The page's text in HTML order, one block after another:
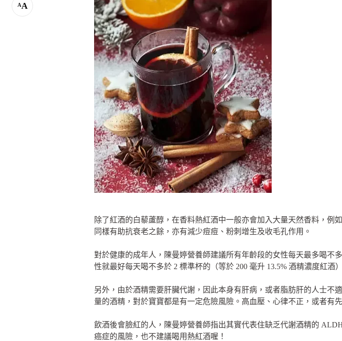
除了紅酒的白藜蘆醇，在香料熱紅酒中一般亦會加入大量天然香料，例
同樣有助抗衰老之餘，亦有減少痘痘、粉刺增生及收毛孔作用。
對於健康的成年人，陳曼婷營養師建議所有年齡段的女性每天最多喝不
性就最好每天喝不多於 2 標準杯的（等於 200 毫升 13.5% 酒精濃度紅酒
另外，由於酒精需要肝臟代謝，因此本身有肝病，或者脂肪肝的人士不
量的酒精，對於寶寶都是有一定危險風險。高血壓、心律不正，或者有
飲酒後會臉紅的人，陳曼婷營養師指出其實代表住缺乏代謝酒精的
癌症的風險，也不建議喝用熱紅酒喔！
AA